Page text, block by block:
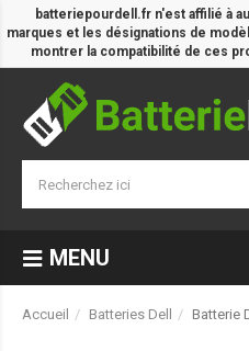
batteriepourdell.fr n'est affilié à
marques et les désignations de
montrer la compatibilité de ces
MENU
Accueil Batteries Dell Batterie